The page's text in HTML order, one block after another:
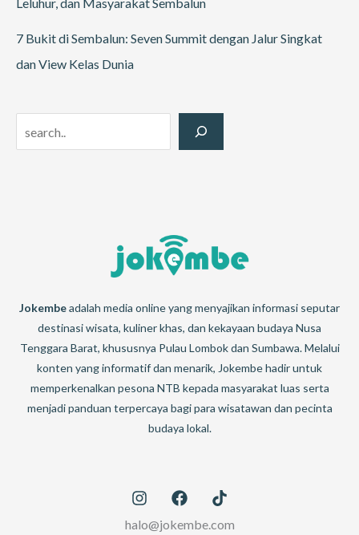
7 Bukit di Sembalun: Seven Summit dengan Jalur Singkat
dan View Kelas Dunia
Jokembeadalah media online yang menyajikan informasi seputar
destinasi wisata, kuliner khas, dan kekayaan budaya Nusa
Tenggara Barat, khususnya Pulau Lombok dan Sumbawa. Melalui
konten yang informatif dan menarik, Jokembe hadir untuk
memperkenalkan pesona NTB kepada masyarakat luas serta
menjadi panduan terpercaya bagi para wisatawan dan pecinta
budaya lokal.
halo@jokembe.com